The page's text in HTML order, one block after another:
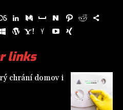
links
chrání domov i